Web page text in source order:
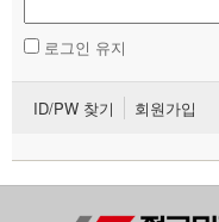
로그인 유지
ID/PW 찾기 회원가입
부설기관
업무